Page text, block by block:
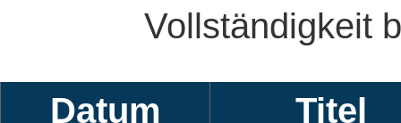
Vollständigkeit
Datum
Titel